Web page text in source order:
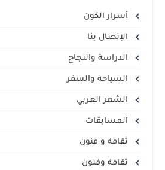
أسرار الكون
الإتصال بنا
الدراسة والنجاح
السياحة والسفر
الشعر العربي
المسابقات
ثقافة و فنون
ثقافة وفنون